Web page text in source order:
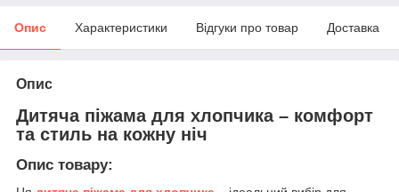
Опис Характеристики Відгуки про товар Доставка
Опис
Дитяча піжама для хлопчика – комфорт
та стиль на кожну ніч
Опис товару: